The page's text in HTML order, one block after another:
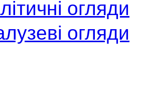
огляди
огляди